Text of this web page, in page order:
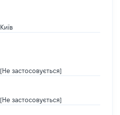
Київ
[Не застосовується]
[Не застосовується]